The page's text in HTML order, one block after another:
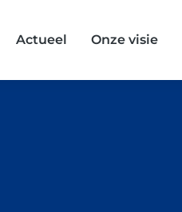
Actueel Onze visie